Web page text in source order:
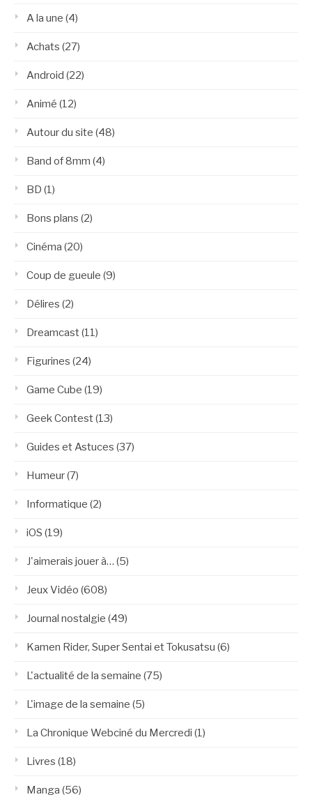
A la une (4)
Achats (27)
Android (22)
Animé (12)
Autour du site (48)
Band of 8mm (4)
BD (1)
Bons plans (2)
Cinéma (20)
Coup de gueule (9)
Délires (2)
Dreamcast(11)
Figurines (24)
Game Cube (19)
Geek Contest(13)
Guides et Astuces (37)
Humeur(7)
Informatique (2)
iOS (19)
J'aimerais jouer à… (5)
Jeux Vidéo (608)
Journal nostalgie (49)
Kamen Rider, Super Sentai et Tokusatsu (6)
L'actualité de la semaine (75)
L'image de la semaine (5)
La Chronique Webciné du Mercredi (1)
Livres (18)
Manga (56)